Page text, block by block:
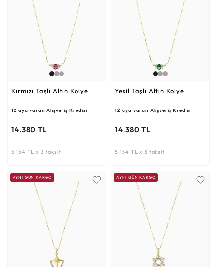
Kırmızı Taşlı Altın Kolye
12 aya varan Alışveriş Kredisi
14.380 TL
5.154 TL x 3 taksit
Yeşil Taşlı Altın Kolye
12 aya varan Alışveriş Kredisi
14.380 TL
5.154 TL x 3 taksit
AYNI GÜN KARGO AYNI GÜN KARGO